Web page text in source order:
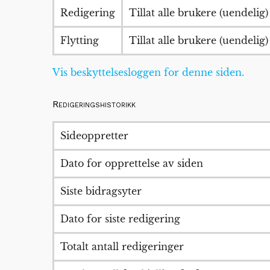
Redigering Tillat alle brukere (uendelig)
Flytting Tillat alle brukere (uendelig)
Vis beskyttelsesloggen for denne siden.
Redigeringshistorikk
Sideoppretter
Dato for opprettelse av siden
Siste bidragsyter
Dato for siste redigering
Totalt antall redigeringer